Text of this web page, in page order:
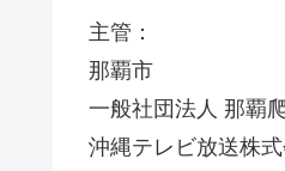
主管：
那覇市
一般社団法人 那覇
沖縄テレビ放送株